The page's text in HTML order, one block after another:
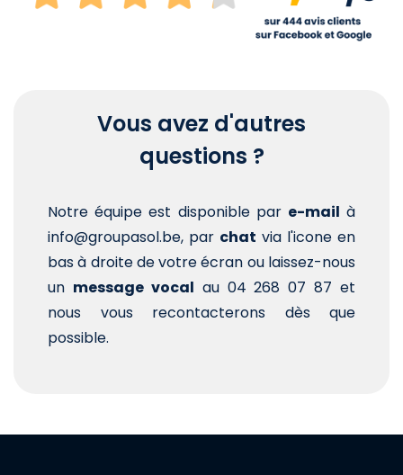
Vous avez d'autres
questions ?
Notre équipe est disponible par e-mail à
info@groupasol.be, par chat via l'icone en
bas à droite de votre écran ou laissez-nous
un message vocal au 04 268 07 87 et
nous vous recontacterons dès que
possible.